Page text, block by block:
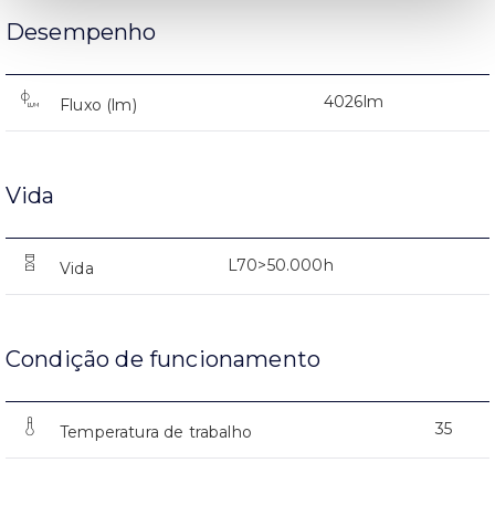
Desempenho
Fluxo (lm) 4026lm
Vida
Vida L70>50.000h
Condição de funcionamento
Temperatura de trabalho 35